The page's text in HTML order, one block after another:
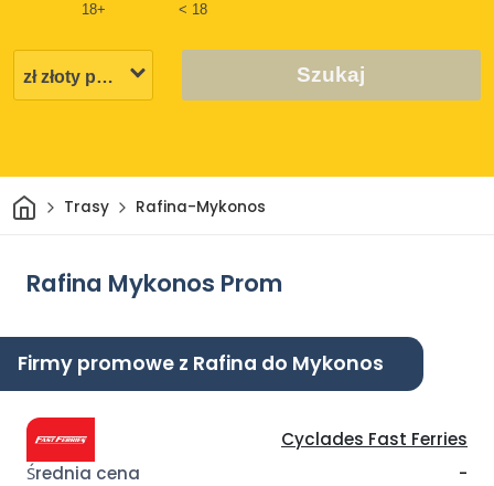
18+ < 18
Szukaj
DomTrasy Rafina-Mykonos
Rafina Mykonos Prom
Firmy promowe z Rafina do Mykonos
Cyclades Fast Ferries
-